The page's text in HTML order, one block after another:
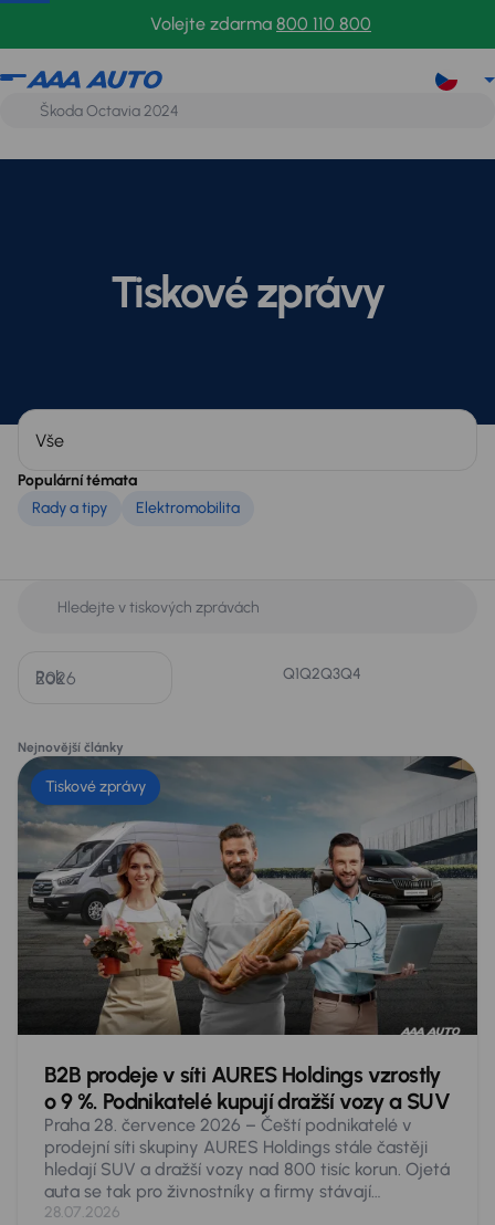
Volejte zdarma 800 110 800
Tiskové zprávy
Populární témata
Rady a tipy
Elektromobilita
Rok Q1Q2Q3Q4
Nejnovější články
Tiskové zprávy
B2B prodeje v síti AURES Holdings vzrostly
o 9 %. Podnikatelé kupují dražší vozy a SUV
Praha 28. července 2026 – Čeští podnikatelé v
prodejní síti skupiny AURES Holdings stále častěji
hledají SUV a dražší vozy nad 800 tisíc korun. Ojetá
auta se tak pro živnostníky a firmy stávají
plnohodnotnou alternativou k novým. V prvním
28.07.2026